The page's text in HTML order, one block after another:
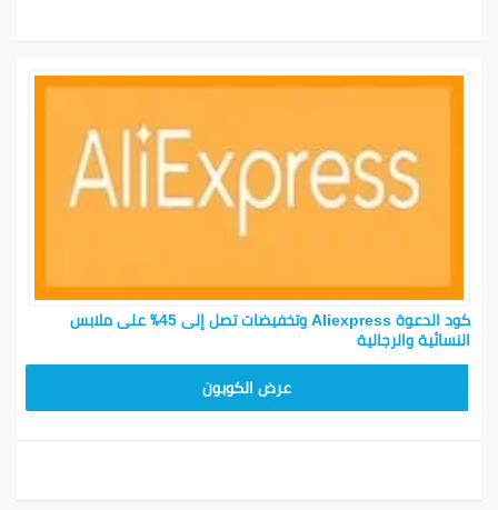
كود الدعوة Aliexpress وتخفيضات تصل إلى 45٪ على ملابس
النسائية والرجالية
عرض الكوبون